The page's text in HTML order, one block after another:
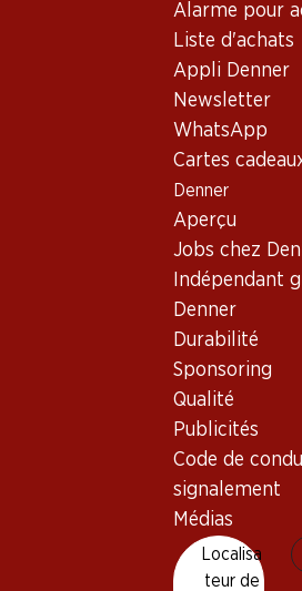
Alarme pour
Liste d'achats
Appli Denner
Newsletter
WhatsApp
Cartes
Denner
Aperçu
Jobs chez
Indépendant
Denner
Durabilité
Sponsoring
Qualité
Publicités
Code de
signalement
Médias
Localisa
teur de
Bon à savoir
Température de dégustation